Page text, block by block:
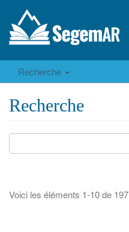
Recherche
Recherche
Voici les éléments 1-10 de 197